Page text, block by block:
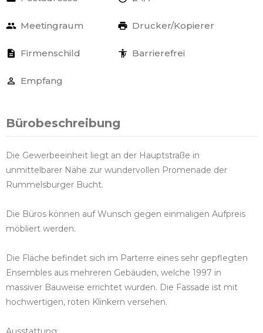
Meetingraum Drucker/Kopierer
Firmenschild Barrierefrei
Empfang
Bürobeschreibung
Die Gewerbeeinheit liegt an der Hauptstraße in
unmittelbarer Nähe zur wundervollen Promenade der
Rummelsburger Bucht.
Die Büros können auf Wunsch gegen einmaligen Aufpreis
möbliert werden.
Die Fläche befindet sich im Parterre eines sehr gepflegten
Ensembles aus mehreren Gebäuden, welche 1997 in
massiver Bauweise errichtet wurden. Die Fassade ist mit
hochwertigen, roten Klinkern versehen.